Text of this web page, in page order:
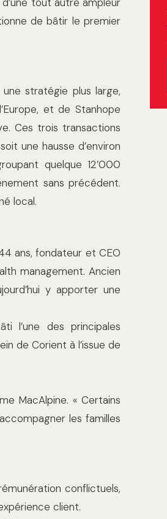
de bâtir le premier
une stratégie plus large,
et de Stanhope
Ces trois transactions
une hausse d’environ
quelque 12’000
sans précédent.
local.
ans, fondateur et CEO
management. Ancien
y apporter une
l’une des principales
de Corient à l’issue de
MacAlpine. « Certains
les familles
conflictuels,
client.